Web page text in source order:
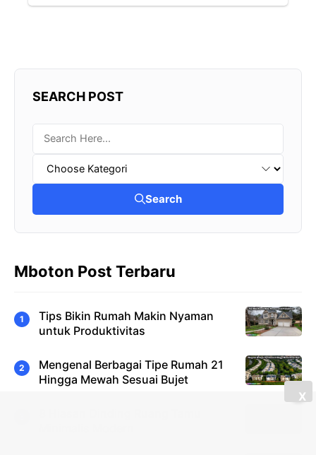
SEARCH POST
Search
Mboton Post Terbaru
Tips Bikin Rumah Makin Nyaman
untuk Produktivitas
Mengenal Berbagai Tipe Rumah 21
Hingga Mewah Sesuai Bujet
X